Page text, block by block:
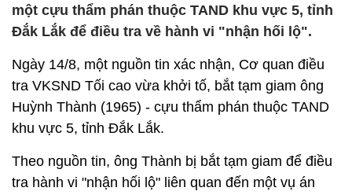
một cựu thẩm phán thuộc TAND khu vực 5, tỉnh
Đắk Lắk để điều tra về hành vi "nhận hối lộ".
Ngày 14/8, một nguồn tin xác nhận, Cơ quan điều
tra VKSND Tối cao vừa khởi tố, bắt tạm giam ông
Huỳnh Thành (1965) - cựu thẩm phán thuộc TAND
khu vực 5, tỉnh Đắk Lắk.
Theo nguồn tin, ông Thành bị bắt tạm giam để điều
tra hành vi "nhận hối lộ" liên quan đến một vụ án